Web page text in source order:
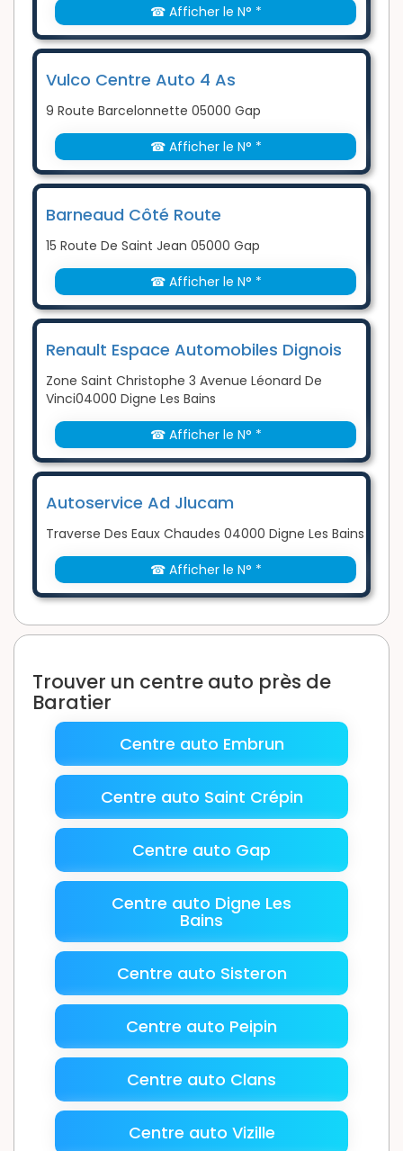
☎ Afficher le N° *
Vulco Centre Auto 4 As
9 Route Barcelonnette 05000 Gap
☎ Afficher le N° *
Barneaud Côté Route
15 Route De Saint Jean 05000 Gap
☎ Afficher le N° *
Renault Espace Automobiles Dignois
Zone Saint Christophe 3 Avenue Léonard De
Vinci04000 Digne Les Bains
☎ Afficher le N° *
Autoservice Ad Jlucam
Traverse Des Eaux Chaudes 04000 Digne Les Bains
☎ Afficher le N° *
Trouver un centre auto près de
Baratier
Centre auto Embrun
Centre auto Saint Crépin
Centre auto Gap
Centre auto Digne Les
Bains
Centre auto Sisteron
Centre auto Peipin
Centre auto Clans
Centre auto Vizille